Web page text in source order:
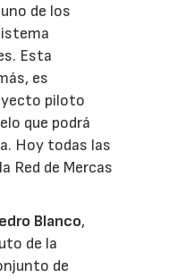
de los
Esta
es
piloto
que podrá
Hoy todas las
Red de Mercas
Blanco,
de la
de